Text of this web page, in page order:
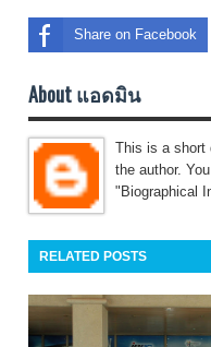
Share on Facebook
About แอดมิน
This is a short
the author.
"Biographical
RELATED POSTS